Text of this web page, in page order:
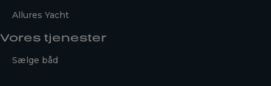
Allures Yacht
Vores tjenester
Sælge båd